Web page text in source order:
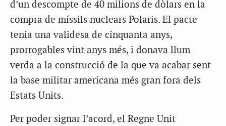
d’un descompte de 40 milions de dòlars en la
compra de míssils nuclears Polaris. El pacte
tenia una validesa de cinquanta anys,
prorrogables vint anys més, i donava llum
verda a la construcció de la que va acabar sent
la base militar americana més gran fora dels
Estats Units.
Per poder signar l’acord, el Regne Unit